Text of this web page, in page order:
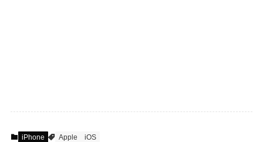
iPhone Apple iOS